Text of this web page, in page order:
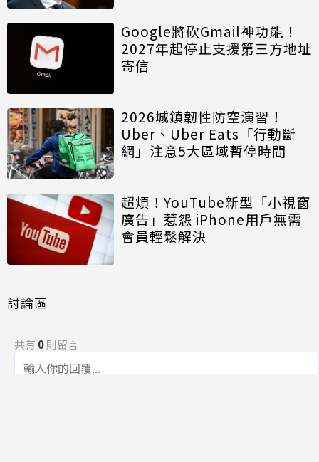
Google將砍Gmail神功能！
2027年起停止支援第三方地址
寄信
2026城鎮韌性防空演習！
Uber、Uber Eats「行動斷
網」注意5大區域暫停時間
超煩！YouTube新型「小視窗
廣告」惹怨 iPhone用戶無需
會員輕鬆解決
討論區
共有 0則留言